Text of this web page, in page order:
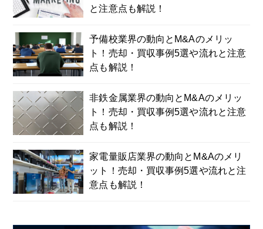
と注意点も解説！
予備校業界の動向とM&Aのメリッ
ト！売却・買収事例5選や流れと注意
点も解説！
非鉄金属業界の動向とM&Aのメリッ
ト！売却・買収事例5選や流れと注意
点も解説！
家電量販店業界の動向とM&Aのメリ
ット！売却・買収事例5選や流れと注
意点も解説！